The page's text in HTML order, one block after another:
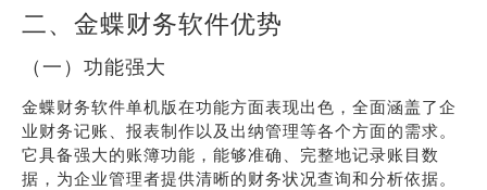
二、金蝶财务软件优势
（一）功能强大
金蝶财务软件单机版在功能方面表现出色，全面涵盖了企
业财务记账、报表制作以及出纳管理等各个方面的需求。
它具备强大的账簿功能，能够准确、完整地记录账目数
据，为企业管理者提供清晰的财务状况查询和分析依据。